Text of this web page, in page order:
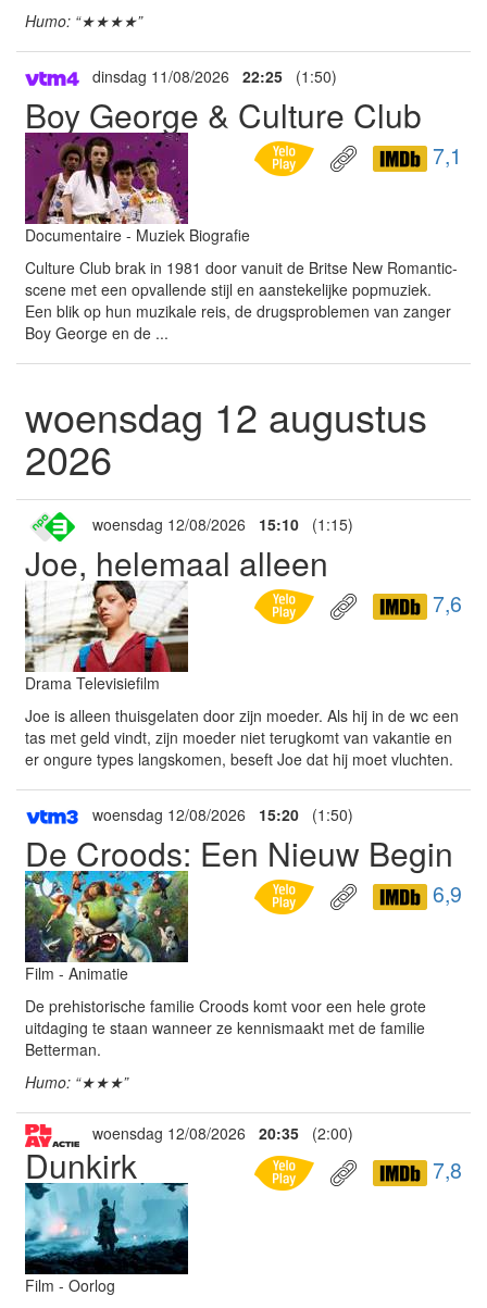
Humo: “★★★★”
dinsdag 11/08/2026 22:25 (1:50)
Boy George & Culture Club
7,1
Documentaire - Muziek Biografie
Culture Club brak in 1981 door vanuit de Britse New Romantic-
scene met een opvallende stijl en aanstekelijke popmuziek.
Een blik op hun muzikale reis, de drugsproblemen van zanger
Boy George en de ...
woensdag 12 augustus
2026
woensdag 12/08/2026 15:10 (1:15)
Joe, helemaal alleen
7,6
Drama Televisiefilm
Joe is alleen thuisgelaten door zijn moeder. Als hij in de wc een
tas met geld vindt, zijn moeder niet terugkomt van vakantie en
er ongure types langskomen, beseft Joe dat hij moet vluchten.
woensdag 12/08/2026 15:20 (1:50)
De Croods: Een Nieuw Begin
6,9
Film - Animatie
De prehistorische familie Croods komt voor een hele grote
uitdaging te staan wanneer ze kennismaakt met de familie
Betterman.
Humo: “★★★”
woensdag 12/08/2026 20:35 (2:00)
Dunkirk 7,8
Film - Oorlog